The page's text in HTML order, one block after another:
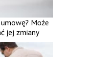
Może
jej zmiany